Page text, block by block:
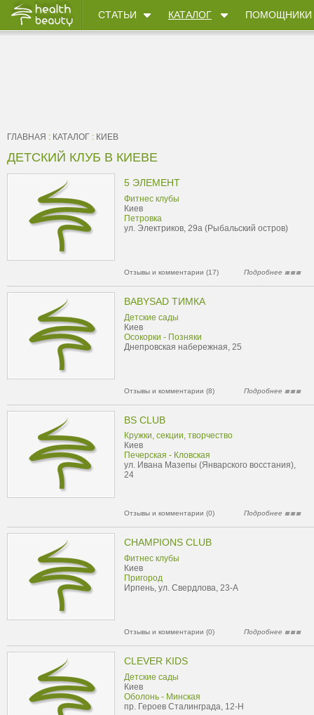
СТАТЬИ КАТАЛОГ ПОМОЩНИКИ
ГЛАВНАЯ : КАТАЛОГ : КИЕВ
ДЕТСКИЙ КЛУБ В КИЕВЕ
5 ЭЛЕМЕНТ
Фитнес клубы
Киев
Петровка
ул. Электриков, 29а (Рыбальский остров)
Отзывы и комментарии (17) Подробнее
BABYSAD ТИМКА
Детские сады
Киев
Осокорки - Позняки
Днепровская набережная, 25
Отзывы и комментарии (8) Подробнее
BS CLUB
Кружки, секции, творчество
Киев
Печерская - Кловская
ул. Ивана Мазепы (Январского восстания),
24
Отзывы и комментарии (0) Подробнее
CHAMPIONS CLUB
Фитнес клубы
Киев
Пригород
Ирпень, ул. Свердлова, 23-А
Отзывы и комментарии (0) Подробнее
CLEVER KIDS
Детские сады
Киев
Оболонь - Минская
пр. Героев Сталинграда, 12-Н